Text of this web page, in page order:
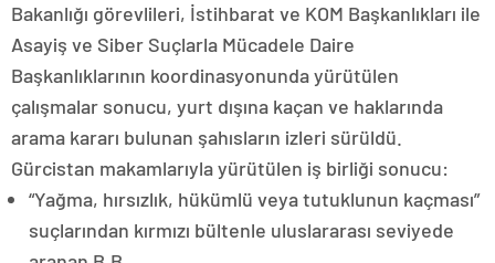
Bakanlığı görevlileri, İstihbarat ve KOM Başkanlıkları ile
Asayiş ve Siber Suçlarla Mücadele Daire
Başkanlıklarının koordinasyonunda yürütülen
çalışmalar sonucu, yurt dışına kaçan ve haklarında
arama kararı bulunan şahısların izleri sürüldü.
Gürcistan makamlarıyla yürütülen iş birliği sonucu:
“Yağma, hırsızlık, hükümlü veya tutuklunun kaçması”
suçlarından kırmızı bültenle uluslararası seviyede